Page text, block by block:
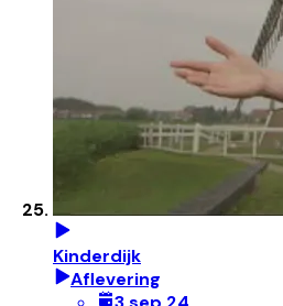
Kinderdijk
Aflevering